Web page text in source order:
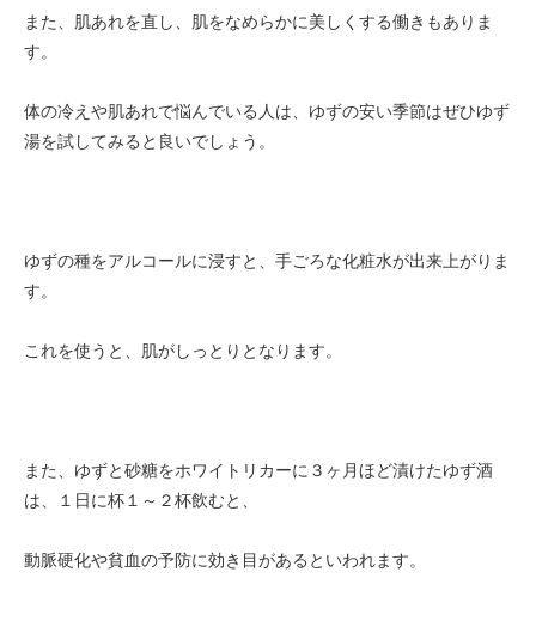
また、肌あれを直し、肌をなめらかに美しくする働きもありま
す。
体の冷えや肌あれで悩んでいる人は、ゆずの安い季節はぜひゆず
湯を試してみると良いでしょう。
ゆずの種をアルコールに浸すと、手ごろな化粧水が出来上がりま
す。
これを使うと、肌がしっとりとなります。
また、ゆずと砂糖をホワイトリカーに３ヶ月ほど漬けたゆず酒
は、１日に杯１～２杯飲むと、
動脈硬化や貧血の予防に効き目があるといわれます。